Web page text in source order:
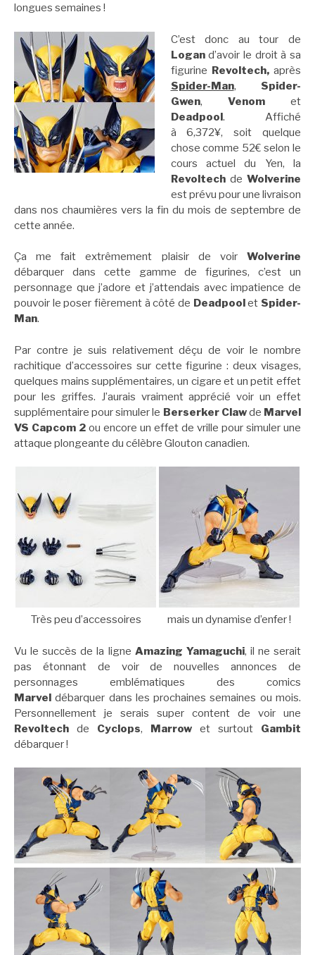
longues semaines !
C’est donc au tour de
Logand’avoir le droit à sa
figurine Revoltech,après
Spider-Man, Spider-
Gwen, Venomet
Deadpool. Affiché
à 6,372¥, soit quelque
chose comme 52€ selon le
cours actuel du Yen, la
Revoltechde Wolverine
est prévu pour une livraison
dans nos chaumières vers la fin du mois de septembre de
cette année.
Ça me fait extrêmement plaisir de voir Wolverine
débarquer dans cette gamme de figurines, c’est un
personnage que j’adore et j’attendais avec impatience de
pouvoir le poser fièrement à côté de Deadpoolet Spider-
Man.
Par contre je suis relativement déçu de voir le nombre
rachitique d’accessoires sur cette figurine : deux visages,
quelques mains supplémentaires, un cigare et un petit effet
pour les griffes. J’aurais vraiment apprécié voir un effet
supplémentaire pour simuler le Berserker Clawde Marvel
VS Capcom 2 ou encore un effet de vrille pour simuler une
attaque plongeante du célèbre Glouton canadien.
Très peu d’accessoires mais un dynamise d’enfer !
Vu le succès de la ligne Amazing Yamaguchi, il ne serait
pas étonnant de voir de nouvelles annonces de
personnages emblématiques des comics
Marvel débarquer dans les prochaines semaines ou mois.
Personnellement je serais super content de voir une
Revoltech de Cyclops, Marrow et surtout Gambit
débarquer !